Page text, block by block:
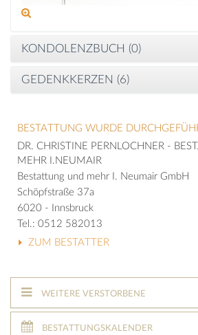
KONDOLENZBUCH (0)
GEDENKKERZEN (6)
BESTATTUNG WURDE
DR. CHRISTINE PERNLOCHNER -
MEHR I.NEUMAIR
Bestattung und mehr I. Neumair GmbH
Schöpfstraße 37a
6020 - Innsbruck
Tel.: 0512 582013
ZUM BESTATTER
WEITERE VERSTORBENE
BESTATTUNGSKALENDER